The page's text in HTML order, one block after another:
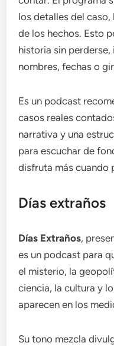
los detalles del
de los hechos. Esto
historia sin
nombres, fechas o
Es un podcast
casos reales
narrativa y una
para escuchar de
disfruta más cuando
Días extraños
Días Extraños,
es un podcast para
el misterio, la
ciencia, la cultura y
aparecen en los
Su tono mezcla